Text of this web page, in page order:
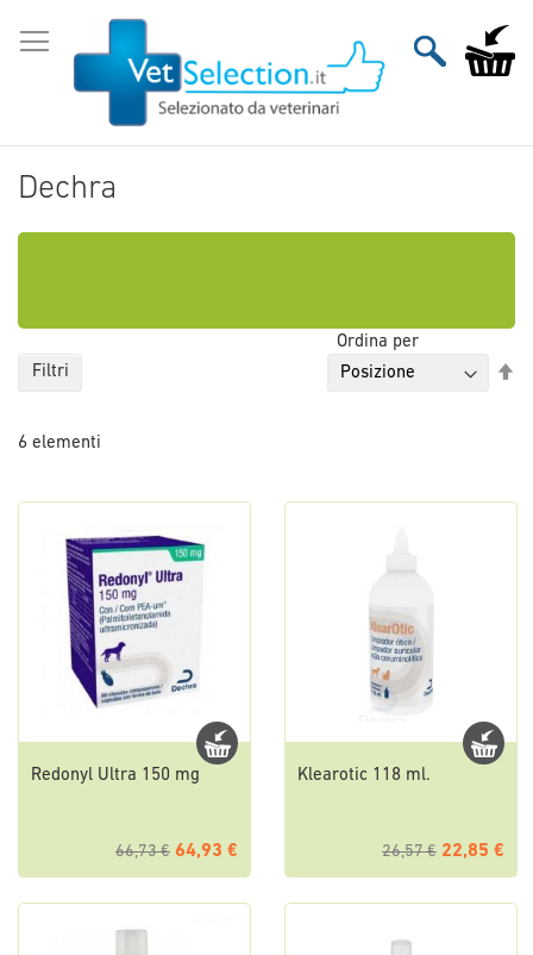
al
contenuto
Carrello
Dechra
6 elementi
Ordina per
Redonyl Ultra 150 mg
66,73 € 64,93 €
Klearotic 118 ml.
26,57 € 22,85 €
Filtri